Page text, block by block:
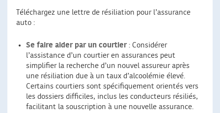
Téléchargez une lettre de résiliation pour l’assurance
auto :
Se faire aider par un courtier: Considérer
l’assistance d’un courtier en assurances peut
simplifier la recherche d’un nouvel assureur après
une résiliation due à un taux d’alcoolémie élevé.
Certains courtiers sont spécifiquement orientés vers
les dossiers difficiles, inclus les conducteurs résiliés,
facilitant la souscription à une nouvelle assurance.